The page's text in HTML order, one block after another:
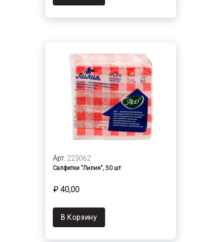
Арт. 223062
Салфетки "Лилия", 50 шт
₽ 40,00
В Корзину